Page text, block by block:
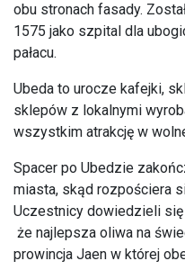
obu stronach fasady.
1575 jako szpital dla
pałacu.
Ubeda to urocze kafejki,
sklepów z lokalnymi
wszystkim atrakcję w
Spacer po Ubedzie
miasta, skąd rozpościera
Uczestnicy dowiedzieli
że najlepsza oliwa na
prowincja Jaen w której